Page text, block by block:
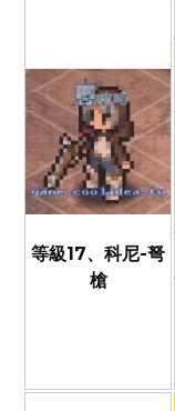
等級17、科尼-弩
槍